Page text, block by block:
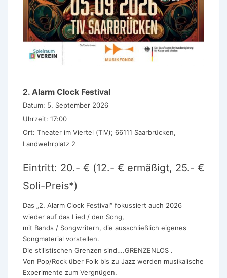
2. Alarm Clock Festival
Datum: 5. September 2026
Uhrzeit: 17:00
Ort: Theater im Viertel (TiV); 66111 Saarbrücken,
Landwehrplatz 2
Eintritt: 20.- € (12.- € ermäßigt, 25.- €
Soli-Preis*)
Das „2. Alarm Clock Festival“ fokussiert auch 2026
wieder auf das Lied / den Song,
mit Bands / Songwritern, die ausschließlich eigenes
Songmaterial vorstellen.
Die stilistischen Grenzen sind….GRENZENLOS .
Von Pop/Rock über Folk bis zu Jazz werden musikalische
Experimente zum Vergnügen.